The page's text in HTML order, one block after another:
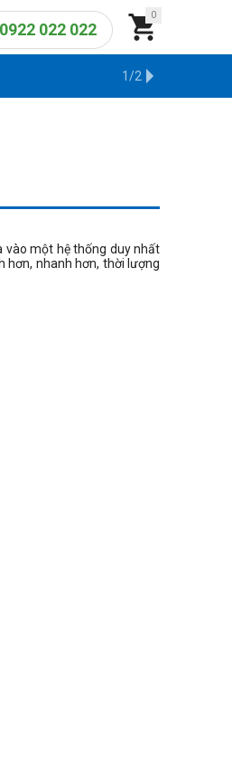
0

0922 022 022
1/2
vào một hệ thống duy nhất
hơn, nhanh hơn, thời lượng